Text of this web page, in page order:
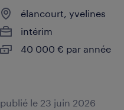
élancourt, yvelines
intérim
40 000 € par année
publié le 23 juin 2026